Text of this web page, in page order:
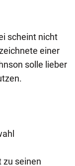
scheint nicht
einer
solle lieber
zu seinen